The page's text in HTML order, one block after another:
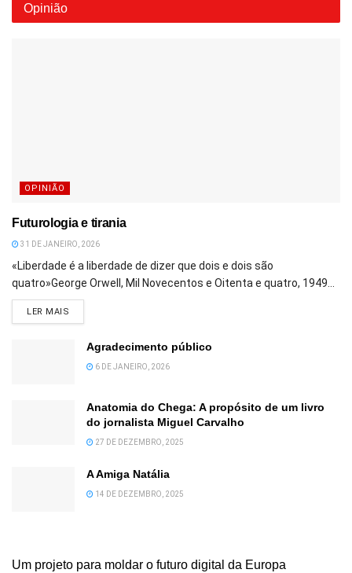
Opinião
OPINIÃO
Futurologia e tirania
31 DE JANEIRO, 2026
«Liberdade é a liberdade de dizer que dois e dois são
quatro»George Orwell, Mil Novecentos e Oitenta e quatro, 1949...
LER MAIS
Agradecimento público
6 DE JANEIRO, 2026
Anatomia do Chega: A propósito de um livro
do jornalista Miguel Carvalho
27 DE DEZEMBRO, 2025
A Amiga Natália
14 DE DEZEMBRO, 2025
Um projeto para moldar o futuro digital da Europa